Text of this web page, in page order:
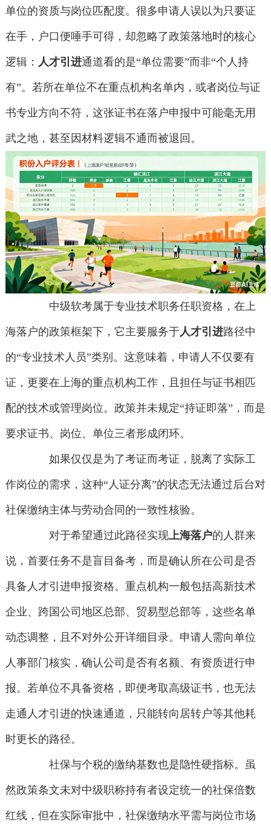
单位的资质与岗位匹配度。很多申请人误以为只要证
在手，户口便唾手可得，却忽略了政策落地时的核心
逻辑： 人才引进通道看的是“单位需要”而非“个人持
有”。若所在单位不在重点机构名单内，或者岗位与证
书专业方向不符，这张证书在落户申报中可能毫无用
武之地，甚至因材料逻辑不通而被退回。
中级软考属于专业技术职务任职资格，在上
海落户的政策框架下，它主要服务于人才引进路径中
的“专业技术人员”类别。这意味着，申请人不仅要有
证，更要在上海的重点机构工作，且担任与证书相匹
配的技术或管理岗位。政策并未规定“持证即落”，而是
要求证书、岗位、单位三者形成闭环。
如果仅仅是为了考证而考证，脱离了实际工
作岗位的需求，这种“人证分离”的状态无法通过后台对
社保缴纳主体与劳动合同的一致性核验。
对于希望通过此路径实现上海落户的人群来
说，首要任务不是盲目备考，而是确认所在公司是否
具备人才引进申报资格。重点机构一般包括高新技术
企业、跨国公司地区总部、贸易型总部等，这些名单
动态调整，且不对外公开详细目录。申请人需向单位
人事部门核实，确认公司是否有名额、有资质进行申
报。若单位不具备资格，即便考取高级证书，也无法
走通人才引进的快速通道，只能转向居转户等其他耗
时更长的路径。
社保与个税的缴纳基数也是隐性硬指标。虽
然政策条文未对中级职称持有者设定统一的社保倍数
红线，但在实际审批中，社保缴纳水平需与岗位市场